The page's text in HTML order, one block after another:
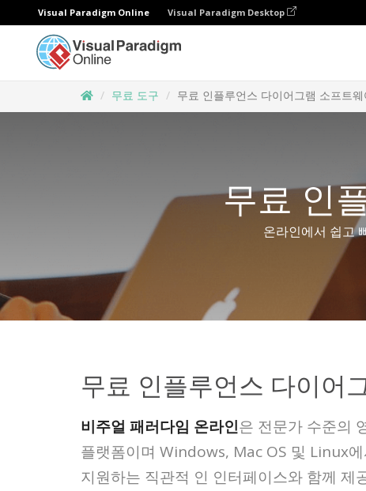
Visual Paradigm Online Visual Paradigm Desktop
무료 도구 무료 인플루언스 다이어그램 소프트웨
무료 인
온라인에서 쉽고
무료 인플루언스 다이어
비주얼 패러다임 온라인은 전문가 수준의
플랫폼이며 Windows, Mac OS 및 Linux
지원하는 직관적 인 인터페이스와 함께 제